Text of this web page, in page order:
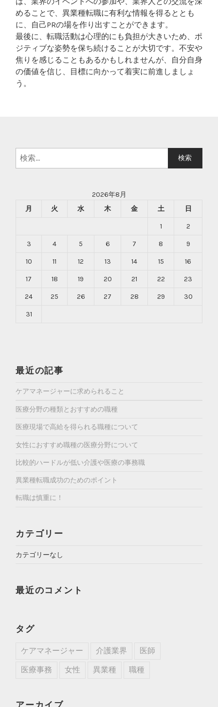
めることで、異業種転職に有利な情報を得るととも
に、自己PRの場を作り出すことができます。
最後に、転職活動は心理的にも負担が大きいため、ポ
ジティブな姿勢を保ち続けることが大切です。不安や
焦りを感じることもあるかもしれませんが、自分自身
の価値を信じ、目標に向かって着実に前進しましょ
う。
検
索:
2026年8月
月
火 水 木 金 土 日
1 2
3 4 5 6 7 8 9
10 11 12 13 14 15 16
17 18 19 20 21 22 23
24 25 26 27 28 29 30
31
最近の記事
ケアマネージャーに求められること
医療分野の種類とおすすめの職種
医療現場で高給を得られる職種について
女性におすすめ職種の医療分野について
比較的ハードルが低い介護や医療の事務職
異業種転職成功のためのポイント
転職は慎重に！
カテゴリー
カテゴリーなし
最近のコメント
タグ
ケアマネージャー 介護業界 医師
医療事務 女性 異業種 職種
アーカイブ